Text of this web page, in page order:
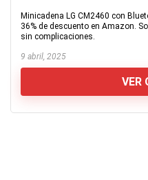
Minicadena LG CM2460 con
36% de descuento en Amazon.
sin complicaciones.
9 abril, 2025
VER